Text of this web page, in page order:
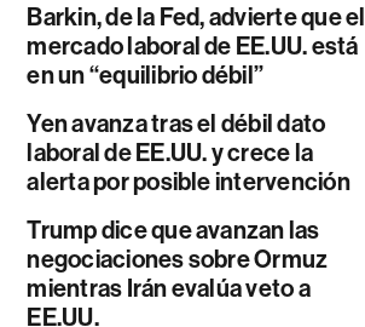
Barkin, de la Fed, advierte que el
mercado laboral de EE.UU. está
en un “equilibrio débil”
Yen avanza tras el débil dato
laboral de EE.UU. y crece la
alerta por posible intervención
Trump dice que avanzan las
negociaciones sobre Ormuz
mientras Irán evalúa veto a
EE.UU.